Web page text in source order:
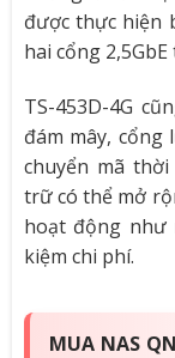
được thực hiện
hai cổng
TS-453D-4G
đám mây,
chuyển mã
trữ có thể mở
hoạt động như
kiệm chi phí.
MUA NAS